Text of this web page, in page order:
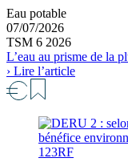
Eau potable
07/07/2026
TSM 6 2026
L’eau au prisme de la
› Lire l’article
123RF